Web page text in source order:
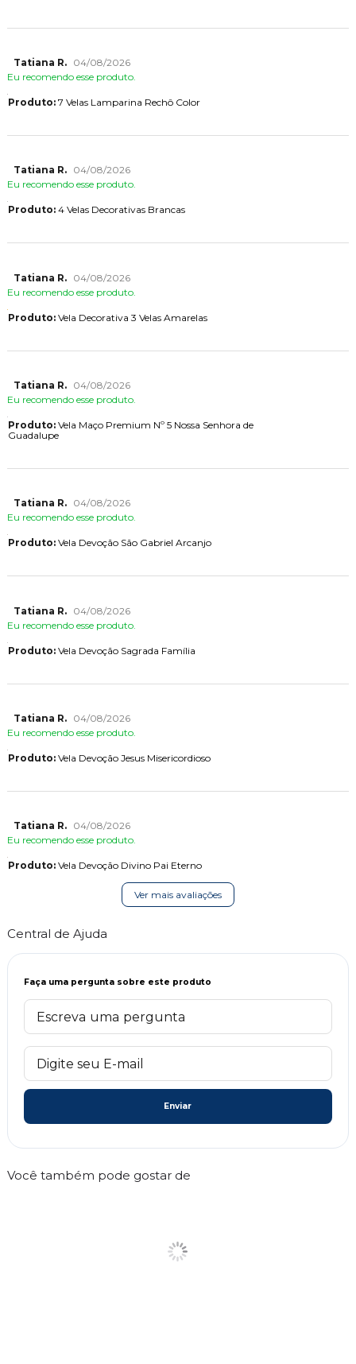
Tatiana R.
04/08/2026
Eu recomendo esse produto.
Produto:7 Velas Lamparina Rechô Color
Tatiana R.
04/08/2026
Eu recomendo esse produto.
Produto:4 Velas Decorativas Brancas
Tatiana R.
04/08/2026
Eu recomendo esse produto.
Produto:Vela Decorativa 3 Velas Amarelas
Tatiana R.
04/08/2026
Eu recomendo esse produto.
Produto:Vela Maço Premium Nº 5 Nossa Senhora de
Guadalupe
Tatiana R.
04/08/2026
Eu recomendo esse produto.
Produto:Vela Devoção São Gabriel Arcanjo
Tatiana R.
04/08/2026
Eu recomendo esse produto.
Produto:Vela Devoção Sagrada Família
Tatiana R.
04/08/2026
Eu recomendo esse produto.
Produto:Vela Devoção Jesus Misericordioso
Tatiana R.
04/08/2026
Eu recomendo esse produto.
Produto:Vela Devoção Divino Pai Eterno
Ver mais avaliações
Central de Ajuda
Faça uma pergunta sobre este produto
Enviar
Você também pode gostar de